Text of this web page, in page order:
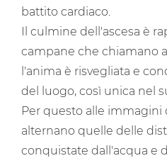
battito cardiaco.
Il culmine dell'ascesa è
campane che chiamano
l'anima è risvegliata e
del luogo, così unica nel
Per questo alle immagini
alternano quelle delle
conquistate dall'acqua e